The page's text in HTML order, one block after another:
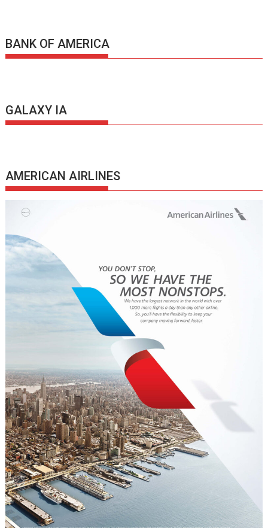
BANK OF AMERICA
GALAXY IA
AMERICAN AIRLINES